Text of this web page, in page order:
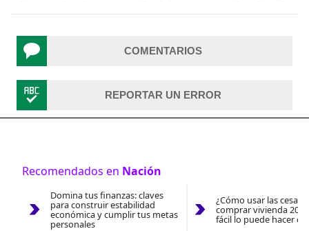
COMENTARIOS
REPORTAR UN ERROR
Recomendados en Nación
Domina tus finanzas: claves
para construir estabilidad
económica y cumplir tus metas
personales
¿Cómo usar las
comprar vivienda
fácil lo puede hacer